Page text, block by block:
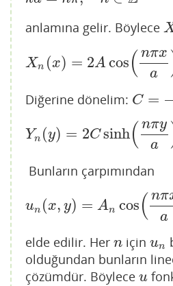
anlamına gelir. Böylece X
Xn (x) = 2A cos( nπx
a
Xn( x)= 2Acos(n π xa)
Diğerine dönelim: C =
C= −D
Yn (y) = 2C sinh( nπy
a
Yn y)= 2Csinh(nπ ya)
Bunların çarpımından
un (x, y) = An cos( nπ
a
un( x,y =An cos( n πxa)
elde edilir. Her n
niçin un
un
olduğundan bunların
çözümdür. Böylece u
u